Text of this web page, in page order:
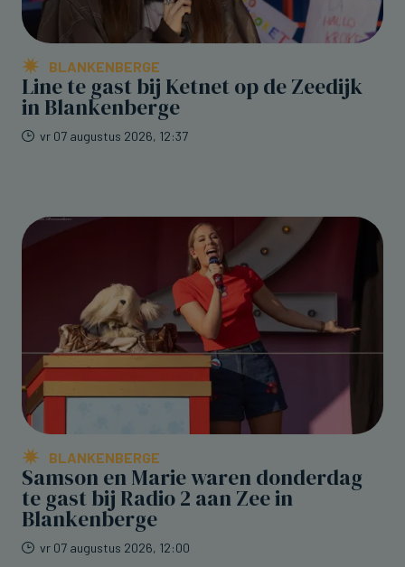
BLANKENBERGE
Line te gast bij Ketnet op de Zeedijk
in Blankenberge
vr 07 augustus 2026, 12:37
BLANKENBERGE
Samson en Marie waren donderdag
te gast bij Radio 2 aan Zee in
Blankenberge
vr 07 augustus 2026, 12:00